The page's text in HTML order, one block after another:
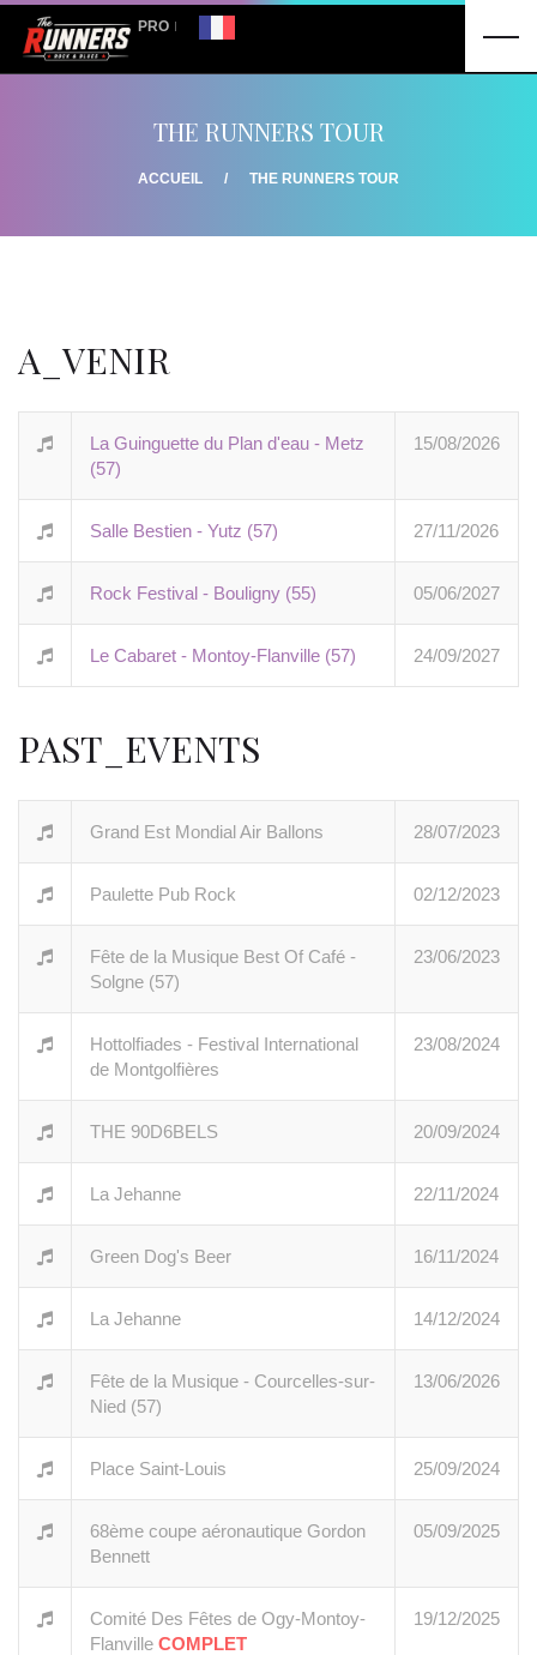
PRO
THE RUNNERS TOUR
ACCUEIL THE RUNNERS TOUR
A_VENIR
La Guinguette du Plan d'eau - Metz
(57)
15/08/2026
Salle Bestien - Yutz (57) 27/11/2026
Rock Festival - Bouligny (55) 05/06/2027
Le Cabaret - Montoy-Flanville (57) 24/09/2027
PAST_EVENTS
Grand Est Mondial Air Ballons 28/07/2023
Paulette Pub Rock 02/12/2023
Fête de la Musique Best Of Café -
Solgne (57)
23/06/2023
Hottolfiades - Festival International
de Montgolfières
23/08/2024
THE 90D6BELS 20/09/2024
La Jehanne 22/11/2024
Green Dog's Beer 16/11/2024
La Jehanne 14/12/2024
Fête de la Musique - Courcelles-sur-
Nied (57)
13/06/2026
Place Saint-Louis 25/09/2024
68ème coupe aéronautique Gordon
Bennett
05/09/2025
Comité Des Fêtes de Ogy-Montoy-
Flanville COMPLET
19/12/2025